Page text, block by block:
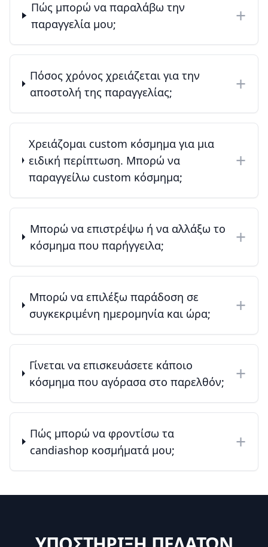
Πώς μπορώ να παραλάβω την
παραγγελία μου;
+
Πόσος χρόνος χρειάζεται για την
αποστολή της παραγγελίας;
+
Χρειάζομαι custom κόσμημα για μια
ειδική περίπτωση. Μπορώ να
παραγγείλω custom κόσμημα;
+
Μπορώ να επιστρέψω ή να αλλάξω το
κόσμημα που παρήγγειλα;
+
Μπορώ να επιλέξω παράδοση σε
συγκεκριμένη ημερομηνία και ώρα;
+
Γίνεται να επισκευάσετε κάποιο
κόσμημα που αγόρασα στο παρελθόν;
+
Πώς μπορώ να φροντίσω τα
candiashop κοσμήματά μου;
+